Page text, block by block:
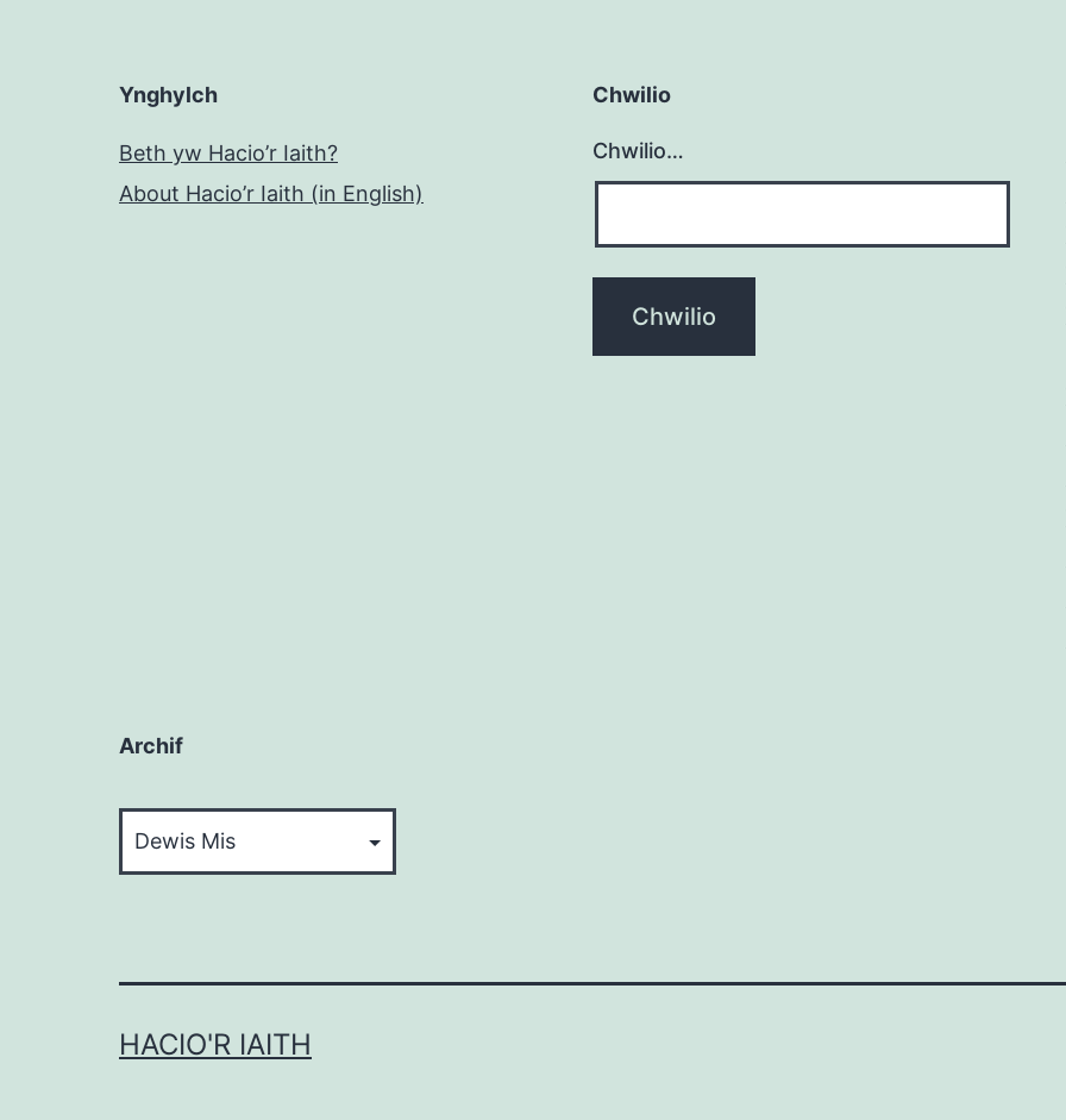
Ynghylch
Beth yw Hacio’r Iaith?
About Hacio’r Iaith (in English)
Chwilio
Chwilio…
Archif
HACIO'R IAITH